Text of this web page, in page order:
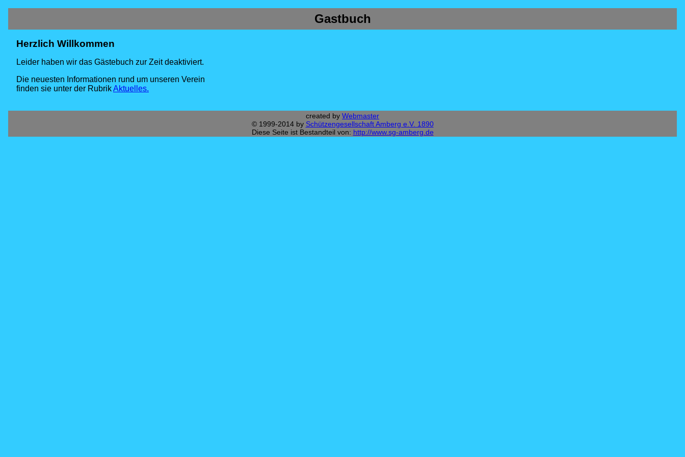
Gastbuch
Herzlich Willkommen
Leider haben wir das Gästebuch zur Zeit deaktiviert.
Die neuesten Informationen rund um unseren Verein
finden sie unter der RubrikAktuelles.
created by Webmaster
© 1999-2014 by Schützengesellschaft Amberg e.V. 1890
Diese Seite ist Bestandteil von: http://www.sg-amberg.de